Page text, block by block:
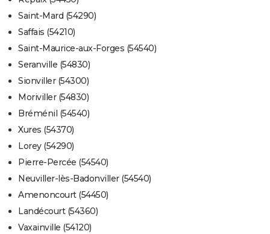
Saint-Mard (54290)
Saffais (54210)
Saint-Maurice-aux-Forges (54540)
Seranville (54830)
Sionviller (54300)
Moriviller (54830)
Bréménil (54540)
Xures (54370)
Lorey (54290)
Pierre-Percée (54540)
Neuviller-lès-Badonviller (54540)
Amenoncourt (54450)
Landécourt (54360)
Vaxainville (54120)